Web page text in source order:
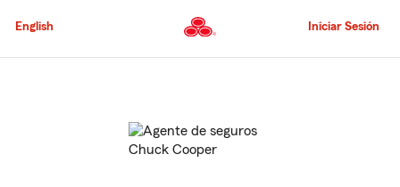
al
principal
English Iniciar Sesión